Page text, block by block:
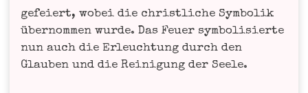
gefei­ert, wobei die christ­li­che Sym­bo­lik
über­nom­men wur­de. Das Feu­er sym­bo­li­sier­te
nun auch die Erleuch­tung durch den
Glau­ben und die Rei­ni­gung der Seele.